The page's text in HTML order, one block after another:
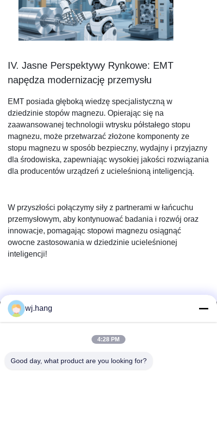
IV. Jasne Perspektywy Rynkowe: EMT
napędza modernizację przemysłu
EMT posiada głęboką wiedzę specjalistyczną w
dziedzinie stopów magnezu. Opierając się na
zaawansowanej technologii wtrysku półstałego stopu
magnezu, może przetwarzać złożone komponenty ze
stopu magnezu w sposób bezpieczny, wydajny i przyjazny
dla środowiska, zapewniając wysokiej jakości rozwiązania
dla producentów urządzeń z ucieleśnioną inteligencją.
W przyszłości połączymy siły z partnerami w łańcuchu
przemysłowym, aby kontynuować badania i rozwój oraz
innowacje, pomagając stopowi magnezu osiągnąć
owocne zastosowania w dziedzinie ucieleśnionej
inteligencji!
Skontaktuj się z nami
Jiangsu EMT Precision Manufacturing Co.,
Wiadomość elektroniczna:
wj.hang@emt-tech-mg.com
wj.hang
4:28 PM
Good day, what product are you looking for?